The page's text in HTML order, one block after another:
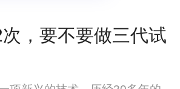
，要不要做三代试